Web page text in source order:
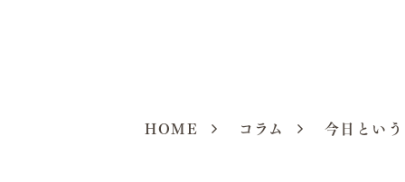
HOME コラム 今日という